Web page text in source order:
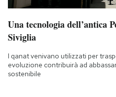
Una tecnologia dell’antica
Siviglia
I qanat venivano utilizzati per
evoluzione contribuirà ad
sostenibile